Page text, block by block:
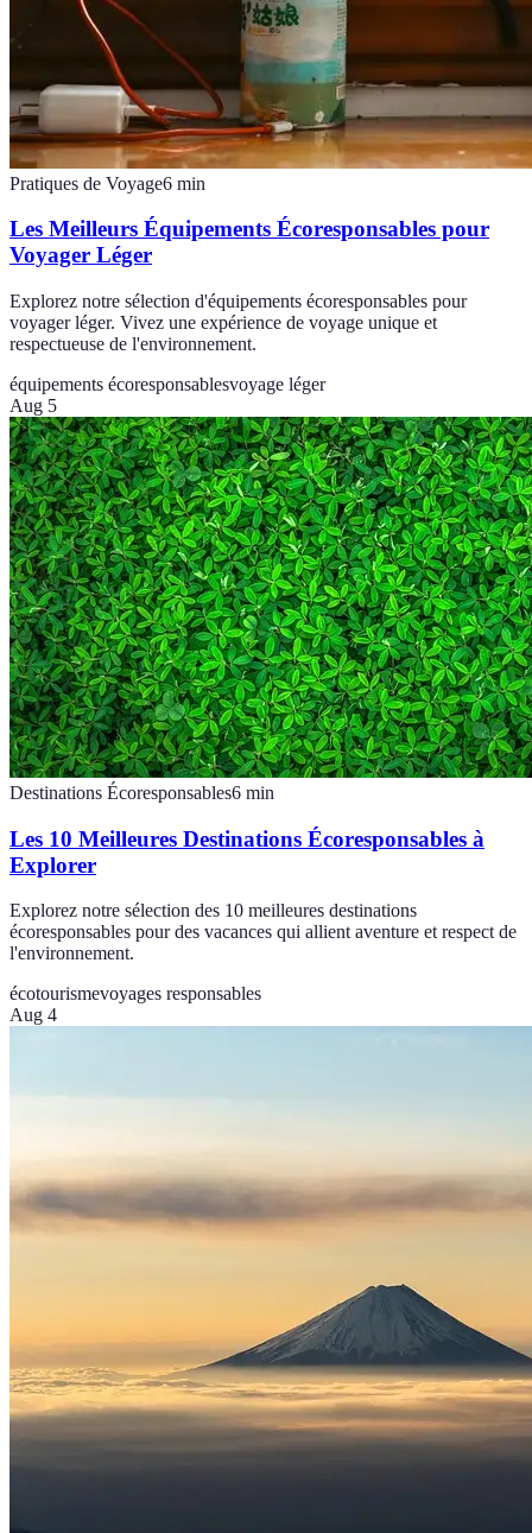
Pratiques de Voyage6 min
Les Meilleurs Équipements Écoresponsables pour
Voyager Léger
Explorez notre sélection d'équipements écoresponsables pour
voyager léger. Vivez une expérience de voyage unique et
respectueuse de l'environnement.
équipements écoresponsablesvoyage léger
Aug 5
Destinations Écoresponsables6 min
Les 10 Meilleures Destinations Écoresponsables à
Explorer
Explorez notre sélection des 10 meilleures destinations
écoresponsables pour des vacances qui allient aventure et respect de
l'environnement.
écotourismevoyages responsables
Aug 4